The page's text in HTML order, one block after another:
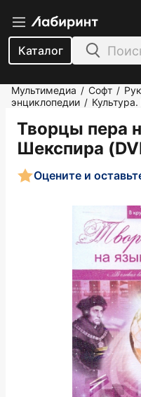
Каталог
Мультимедиа / Софт /
энциклопедии /
Творцы пера
Шекспира
Оцените и